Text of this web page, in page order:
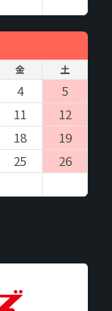
や電話番号に問
スのご案内をさ
よる個人情報
人が容易に認
りません。
損の防止と是
適切な措置を講
いて削除致し
金 土
4
5
11
12
18
19
25
26